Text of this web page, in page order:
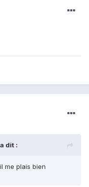
dit :
me plais bien